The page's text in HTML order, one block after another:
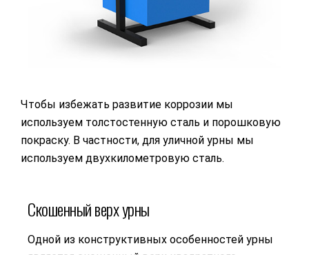
Чтобы избежать развитие коррозии мы
используем толстостенную сталь и порошковую
покраску. В частности, для уличной урны мы
используем двухкилометровую сталь.
Скошенный верх урны
Одной из конструктивных особенностей урны